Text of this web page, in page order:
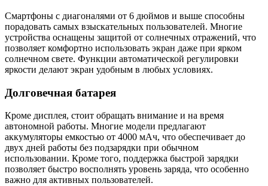
Смартфоны с диагоналями от 6 дюймов и выше способны
порадовать самых взыскательных пользователей. Многие
устройства оснащены защитой от солнечных отражений, что
позволяет комфортно использовать экран даже при ярком
солнечном свете. Функции автоматической регулировки
яркости делают экран удобным в любых условиях.
Долговечная батарея
Кроме дисплея, стоит обращать внимание и на время
автономной работы. Многие модели предлагают
аккумуляторы емкостью от 4000 мАч, что обеспечивает до
двух дней работы без подзарядки при обычном
использовании. Кроме того, поддержка быстрой зарядки
позволяет быстро восполнять уровень заряда, что особенно
важно для активных пользователей.